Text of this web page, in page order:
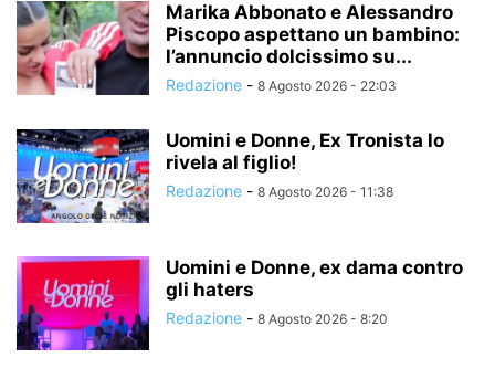
Marika Abbonato e Alessandro
Piscopo aspettano un bambino:
l’annuncio dolcissimo su...
Redazione - 8 Agosto 2026 - 22:03
Uomini e Donne, Ex Tronista lo
rivela al figlio!
Redazione - 8 Agosto 2026 - 11:38
Uomini e Donne, ex dama contro
gli haters
Redazione - 8 Agosto 2026 - 8:20